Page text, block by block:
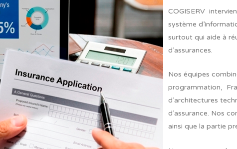
COGISERV
système
surtout qui aide à
d’assurances.
Nos équipes
programmation,
d’architectures
d’assurance. Nos
ainsi que la partie